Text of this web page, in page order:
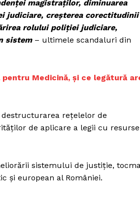
magistraților, diminuarea
judiciare, creșterea corectitudinii
rolului poliției judiciare,
sistem– ultimele scandaluri din
Medicină, și ce legătură
rețelelor de
de aplicare a legii cu resurse
sistemului de justiție,
și european al României.